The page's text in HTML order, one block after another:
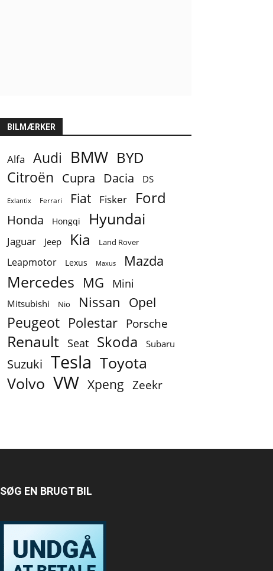
BILMÆRKER
Alfa Audi BMW BYD
Citroën Cupra Dacia DS
Exlantix Ferrari Fiat Fisker Ford
Honda Hongqi Hyundai
Jaguar Jeep Kia Land Rover
Leapmotor Lexus Maxus Mazda
Mercedes MG Mini
Mitsubishi Nio Nissan Opel
Peugeot Polestar Porsche
Renault Seat Skoda Subaru
Suzuki Tesla Toyota
Volvo VW Xpeng Zeekr
SØG EN BRUGT BIL